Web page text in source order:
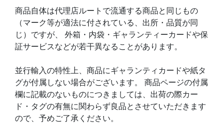
商品自体は代理店ルートで流通する商品と同じもの
（マーク等が適法に付されている、出所・品質が同
じ）ですが、 外箱・内袋・ギャランティーカードや保
証サービスなどが若干異なることがあります。
並行輸入の特性上、商品にギャランティカードや紙タ
グが付属しない場合がございます。 商品ページの付属
欄に記載のないものにつきましては、出荷の際カー
ド・タグの有無に関わらず良品とさせていただきます
ので、予めご了承ください。